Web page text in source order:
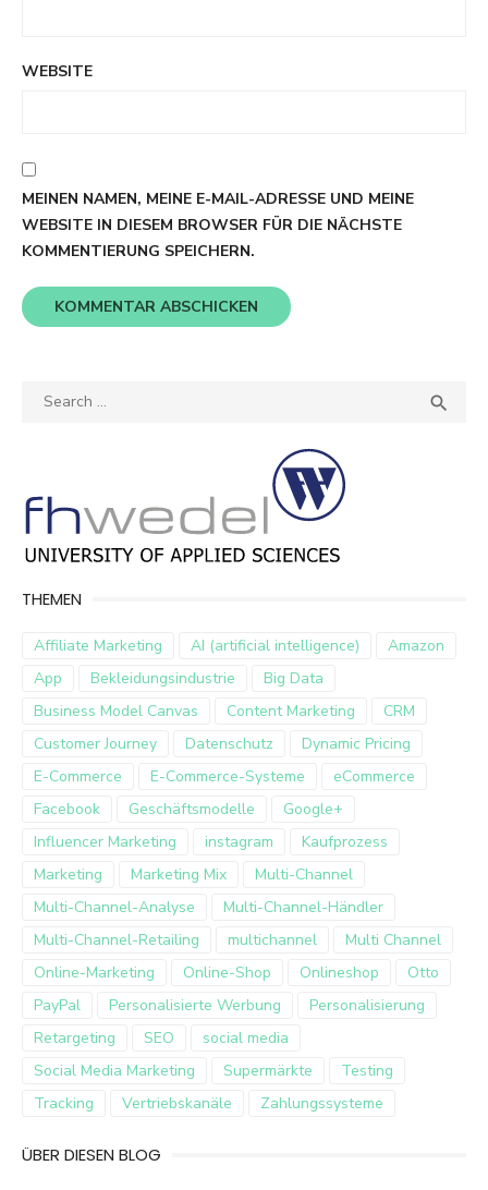
WEBSITE
MEINEN NAMEN, MEINE E-MAIL-ADRESSE UND MEINE
WEBSITE IN DIESEM BROWSER FÜR DIE NÄCHSTE
KOMMENTIERUNG SPEICHERN.
Search

THEMEN
Affiliate Marketing AI (artificial intelligence)
Amazon
App
Bekleidungsindustrie
Big Data
Business Model Canvas
Content Marketing
CRM
Customer Journey
Datenschutz
Dynamic Pricing
E-Commerce
E-Commerce-Systeme
eCommerce
Facebook
Geschäftsmodelle
Google+
Influencer Marketing
instagram
Kaufprozess
Marketing
Marketing Mix
Multi-Channel
Multi-Channel-Analyse
Multi-Channel-Händler
Multi-Channel-Retailing
multichannel
Multi Channel
Online-Marketing
Online-Shop Onlineshop
Otto
PayPal
Personalisierte Werbung
Personalisierung
Retargeting
SEO
social media
Social Media Marketing
Supermärkte
Testing
Tracking
Vertriebskanäle Zahlungssysteme
ÜBER DIESEN BLOG